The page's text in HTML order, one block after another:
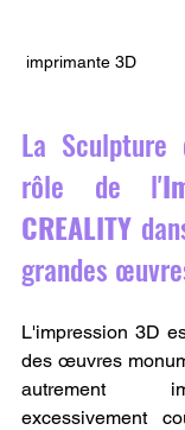
imprimante 3D
La
rôle de l'
CREALITY
grandes
L'impression 3D
des œuvres
autrement
excessivement